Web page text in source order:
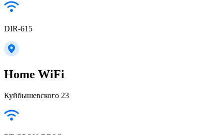
DIR-615
Home WiFi
Куйбышевского 23